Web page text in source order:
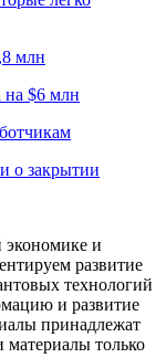
млн
на $6 млн
о закрытии
и
развитие
технологий
и развитие
принадлежат
только